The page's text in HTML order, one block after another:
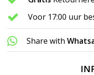
Voor 17:00 uur
Share with